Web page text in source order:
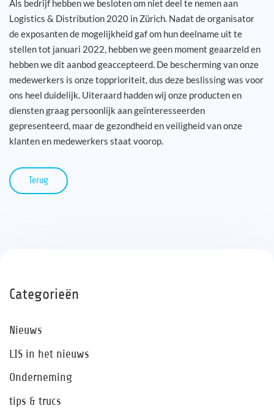
Als bedrijf hebben we besloten om niet deel te nemen aan
Logistics & Distribution 2020 in Zürich. Nadat de organisator
de exposanten de mogelijkheid gaf om hun deelname uit te
stellen tot januari 2022, hebben we geen moment geaarzeld en
hebben we dit aanbod geaccepteerd. De bescherming van onze
medewerkers is onze topprioriteit, dus deze beslissing was voor
ons heel duidelijk. Uiteraard hadden wij onze producten en
diensten graag persoonlijk aan geïnteresseerden
gepresenteerd, maar de gezondheid en veiligheid van onze
klanten en medewerkers staat voorop.
Terug
Categorieën
Nieuws
LIS in het nieuws
Onderneming
tips & trucs